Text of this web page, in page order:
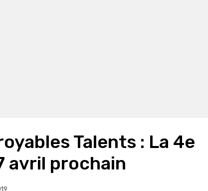
Talents : La 4e
avril prochain